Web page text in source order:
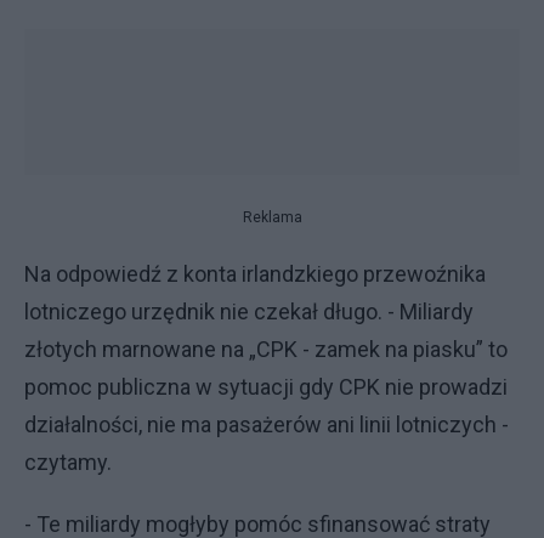
Reklama
Na odpowiedź z konta irlandzkiego przewoźnika
lotniczego urzędnik nie czekał długo. - Miliardy
złotych marnowane na „CPK - zamek na piasku” to
pomoc publiczna w sytuacji gdy CPK nie prowadzi
działalności, nie ma pasażerów ani linii lotniczych -
czytamy.
- Te miliardy mogłyby pomóc sfinansować straty